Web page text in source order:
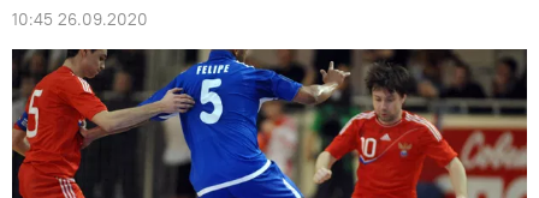
10:45 26.09.2020